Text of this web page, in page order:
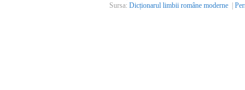
Sursa: Dicționarul limbii române moderne |